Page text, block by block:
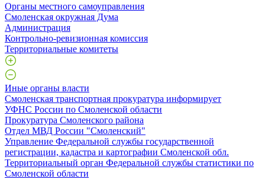
Органы местного самоуправления
Смоленская окружная Дума
Администрация
Контрольно-ревизионная комиссия
Территориальные комитеты
Иные органы власти
Смоленская транспортная прокуратура информирует
УФНС России по Смоленской области
Прокуратура Смоленского района
Отдел МВД России "Смоленский"
Управление Федеральной службы государственной
регистрации, кадастра и картографии Смоленской обл.
Территориальный орган Федеральной службы статистики по
Смоленской области